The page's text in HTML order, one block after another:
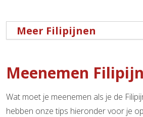
Meer Filipijnen
Meenemen
Wat moet je meenemen als je de
hebben onze tips hieronder voor je